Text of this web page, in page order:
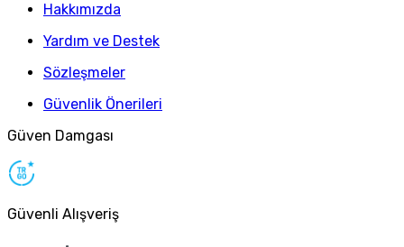
Hakkımızda
Yardım ve Destek
Sözleşmeler
Güvenlik Önerileri
Güven Damgası
Güvenli Alışveriş